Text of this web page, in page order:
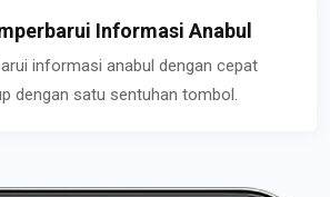
Informasi Anabul
informasi anabul dengan cepat
dengan satu sentuhan tombol.